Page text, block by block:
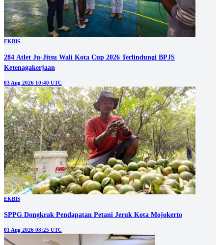
EKBIS
284 Atlet Ju-Jitsu Wali Kota Cup 2026 Terlindungi BPJS
Ketenagakerjaan
03 Aug 2026 10:40 UTC
EKBIS
SPPG Dongkrak Pendapatan Petani Jeruk Kota Mojokerto
01 Aug 2026 08:25 UTC